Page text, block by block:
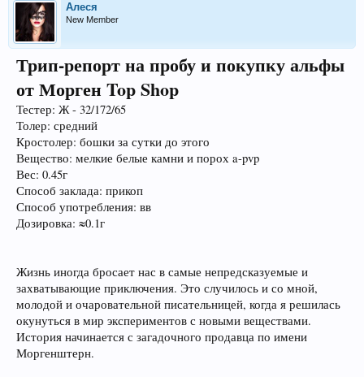
Алеся
New Member
Трип-репорт на пробу и покупку альфы
от Морген Top Shop
Тестер: Ж - 32/172/65
Толер: средний
Кростолер: бошки за сутки до этого
Вещество: мелкие белые камни и порох a-pvp
Вес: 0.45г
Способ заклада: прикоп
Способ употребления: вв
Дозировка: ≈0.1г
Жизнь иногда бросает нас в самые непредсказуемые и
захватывающие приключения. Это случилось и со мной,
молодой и очаровательной писательницей, когда я решилась
окунуться в мир экспериментов с новыми веществами.
История начинается с загадочного продавца по имени
Моргенштерн.